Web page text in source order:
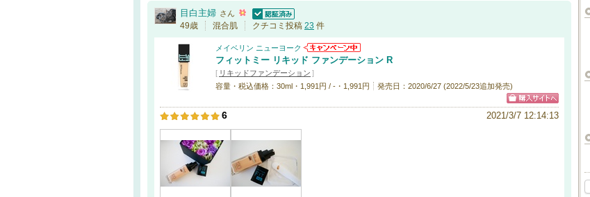
目白主婦 さん
認証済
49歳 混合肌 クチコミ投稿 23 件
メイベリン ニューヨーク
フィットミー リキッド ファンデーション R
[ リキッドファンデーション ]
容量・税込価格：30ml・1,991円 / -・1,991円
発売日：2020/6/27 (2022/5/23追加発売)
6 2021/3/7 12:14:13